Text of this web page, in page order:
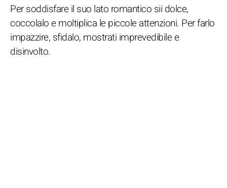
Per soddisfare il suo lato romantico sii dolce,
coccolalo e moltiplica le piccole attenzioni. Per farlo
impazzire, sfidalo, mostrati imprevedibile e
disinvolto.